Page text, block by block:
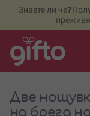
Знаете ли
Две
на брега